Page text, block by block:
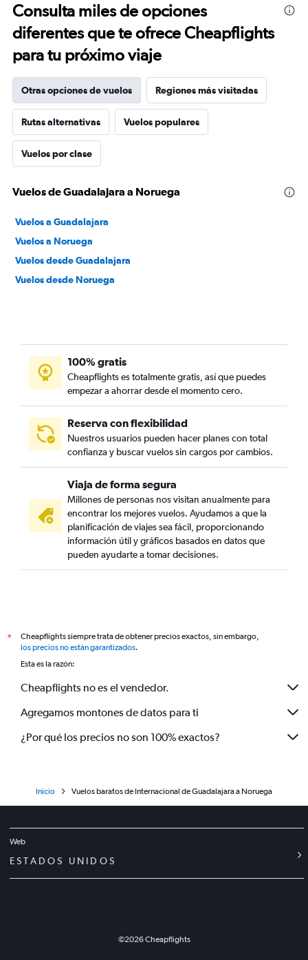
Consulta miles de opciones
diferentes que te ofrece Cheapflights
para tu próximo viaje
Otras opciones de vuelos Regiones más visitadas
Rutas alternativas Vuelos populares
Vuelos por clase
Vuelos de Guadalajara a Noruega
Vuelos a Guadalajara
Vuelos a Noruega
Vuelos desde Guadalajara
Vuelos desde Noruega
100% gratis
Cheapflights es totalmente gratis, así que puedes
empezar a ahorrar desde el momento cero.
Reserva con flexibilidad
Nuestros usuarios pueden hacer planes con total
confianza y buscar vuelos sin cargos por cambios.
Viaja de forma segura
Millones de personas nos visitan anualmente para
encontrar los mejores vuelos. Ayudamos a que la
planificación de viajes sea fácil, proporcionando
información útil y gráficos basados en datos que
pueden ayudarte a tomar decisiones.
*
Cheapflights siempre trata de obtener precios exactos, sin embargo,
los precios no están garantizados.
Esta es la razón:
Cheapflights no es el vendedor.
Agregamos montones de datos para ti
¿Por qué los precios no son 100% exactos?
Inicio Vuelos baratos de Internacional de Guadalajara a Noruega
Web
ESTADOS UNIDOS
©2026Cheapflights